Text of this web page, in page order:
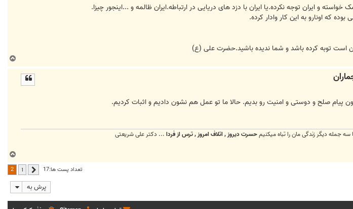
که اونارو به این کار وادار کرده.
است توبه کرده باشد و شما ندیده باشید.حضرت علی (ع)
ا
پیام صلح و دوستی و امنیت رو بدیم. حالا ما تو عمل هم نشون دادیم و اثبات کردیم.
سه جمله دیگر زندگی مان را تباه میکنیمحسرت دیروز , اتلاف امروز , ترس از فردا ... دکتر علی شریعتی
ا
ل
تعداد پست ها:17 قبلی 1
2
پرش به